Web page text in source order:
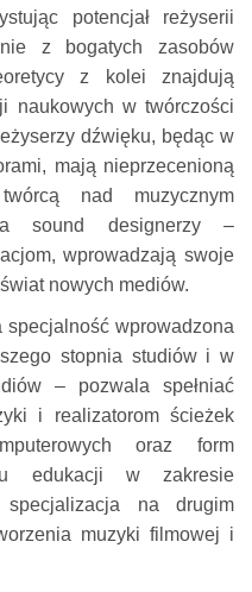
potencjał reżyserii
z bogatych zasobów
z kolei znajdują
naukowych w twórczości
dźwięku, będąc w
mają nieprzecenioną
nad muzycznym
a sound designerzy –
wprowadzają swoje
nowych mediów.
specjalność wprowadzona
stopnia studiów i w
– pozwala spełniać
i realizatorom ścieżek
oraz form
edukacji w zakresie
specjalizacja na drugim
muzyki filmowej i